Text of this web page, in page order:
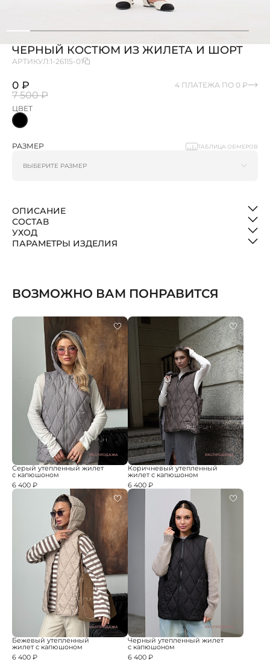
ЧЕРНЫЙ КОСТЮМ ИЗ ЖИЛЕТА И ШОРТ
АРТИКУЛ:1-26115-01
0 ₽
7 500 ₽
4 ПЛАТЕЖА ПО 0 ₽
ЦВЕТ
РАЗМЕР ТАБЛИЦА ОБМЕРОВ
ОПИСАНИЕ
СОСТАВ
УХОД
ПАРАМЕТРЫ ИЗДЕЛИЯ
ВОЗМОЖНО ВАМ ПОНРАВИТСЯ
РАСПРОДАЖА
Серый утепленный жилет
с капюшоном
6 400 ₽
РАСПРОДАЖА
Коричневый утепленный
жилет с капюшоном
6 400 ₽
РАСПРОДАЖА
Бежевый утепленный
жилет с капюшоном
6 400 ₽
РАСПРОДАЖА
Черный утепленный жилет
с капюшоном
6 400 ₽